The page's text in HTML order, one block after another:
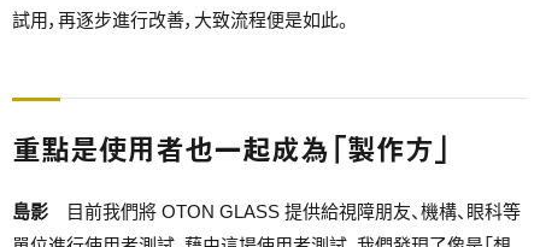
試用，再逐步進行改善，大致流程便是如此。
重點是使用者也一起成為「製作方」
島影 目前我們將 OTON GLASS 提供給視障朋友、機構、眼科等